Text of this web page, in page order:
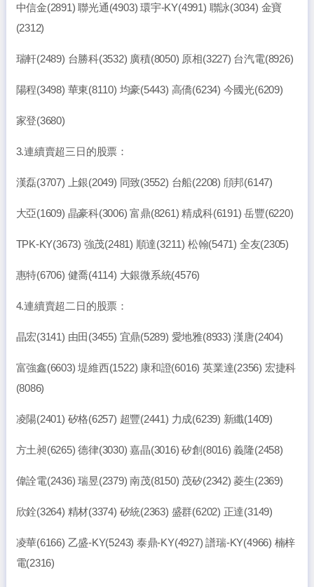
中信金(2891) 聯光通(4903) 環宇-KY(4991) 聯詠(3034) 金寶
(2312)
瑞軒(2489) 台勝科(3532) 廣積(8050) 原相(3227) 台汽電(8926)
陽程(3498) 華東(8110) 均豪(5443) 高僑(6234) 今國光(6209)
家登(3680)
3.連續賣超三日的股票：
漢磊(3707) 上銀(2049) 同致(3552) 台船(2208) 頎邦(6147)
大亞(1609) 晶豪科(3006) 富鼎(8261) 精成科(6191) 岳豐(6220)
TPK-KY(3673) 強茂(2481) 順達(3211) 松翰(5471) 全友(2305)
惠特(6706) 健喬(4114) 大銀微系統(4576)
4.連續賣超二日的股票：
晶宏(3141) 由田(3455) 宜鼎(5289) 愛地雅(8933) 漢唐(2404)
富強鑫(6603) 堤維西(1522) 康和證(6016) 英業達(2356) 宏捷科
(8086)
凌陽(2401) 矽格(6257) 超豐(2441) 力成(6239) 新纖(1409)
方土昶(6265) 德律(3030) 嘉晶(3016) 矽創(8016) 義隆(2458)
偉詮電(2436) 瑞昱(2379) 南茂(8150) 茂矽(2342) 菱生(2369)
欣銓(3264) 精材(3374) 矽統(2363) 盛群(6202) 正達(3149)
凌華(6166) 乙盛-KY(5243) 泰鼎-KY(4927) 譜瑞-KY(4966) 楠梓
電(2316)